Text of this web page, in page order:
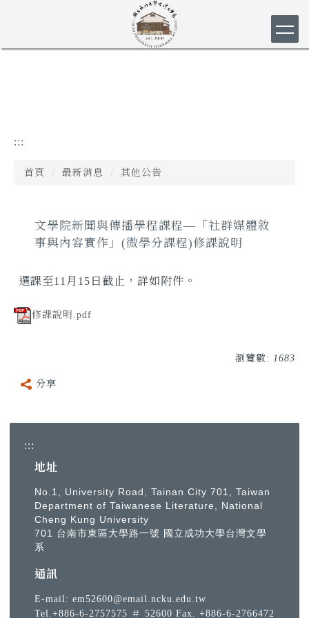
要
:::
首頁 最新消息 其他公告
文學院新聞與傳播學程課程—「社群媒體敘
事與內容實作」(微學分課程)修課說明
選課至11月15日截止，詳如附件。
修課說明.pdf
瀏覽數: 1683
分享
:::
地址
No.1, University Road, Tainan City 701, Taiwan
Department of Taiwanese Literature, National
Cheng Kung University
701 台南市東區大學路一號 國立成功大學台灣文學
系
通訊
E-mail: em52600@email.ncku.edu.tw
Tel.+886-6-2757575 ＃ 52600 Fax. +886-6-2766472